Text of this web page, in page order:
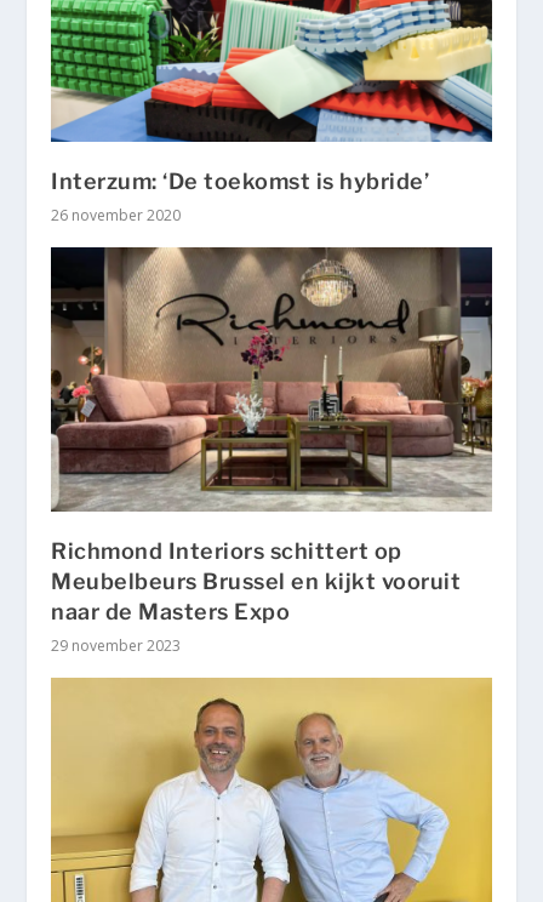
Interzum: ‘De toekomst is hybride’
26 november 2020
Richmond Interiors schittert op
Meubelbeurs Brussel en kijkt vooruit
naar de Masters Expo
29 november 2023